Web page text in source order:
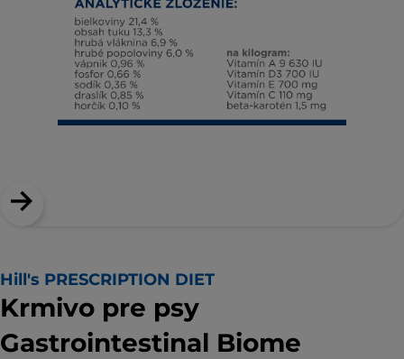
Hill's PRESCRIPTION DIET
Krmivo pre psy
Gastrointestinal Biome